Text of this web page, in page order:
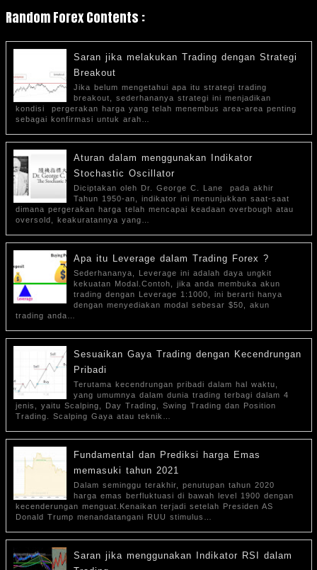
Random Forex Contents :
Saran jika melakukan Trading dengan Strategi
Breakout
Jika belum mengetahui apa itu strategi trading
breakout, sederhananya strategi ini menjadikan
kondisi pergerakan harga yang telah menembus area-area penting
sebagai konfirmasi untuk arah…
Aturan dalam menggunakan Indikator
Stochastic Oscillator
Diciptakan oleh Dr. George C. Lane pada akhir
Tahun 1950-an, indikator ini menunjukkan saat-saat
dimana pergerakan harga telah mencapai keadaan overbough atau
oversold, keakuratannya yang…
Apa itu Leverage dalam Trading Forex ?
Sederhananya, Leverage ini adalah daya ungkit
kekuatan Modal.Contoh, jika anda membuka akun
trading dengan Leverage 1:1000, ini berarti hanya
dengan menyediakan modal sebesar $50, akun
trading anda…
Sesuaikan Gaya Trading dengan Kecendrungan
Pribadi
Terutama kecendrungan pribadi dalam hal waktu,
yang umumnya dalam dunia trading terbagi dalam 4
jenis, yaitu Scalping, Day Trading, Swing Trading dan Position
Trading. Scalping Gaya atau teknik…
Fundamental dan Prediksi harga Emas
memasuki tahun 2021
Dalam seminggu terakhir, penutupan tahun 2020
harga emas berfluktuasi di bawah level 1900 dengan
kecenderungan menguat.Kenaikan terjadi setelah Presiden AS
Donald Trump menandatangani RUU stimulus…
Saran jika menggunakan Indikator RSI dalam